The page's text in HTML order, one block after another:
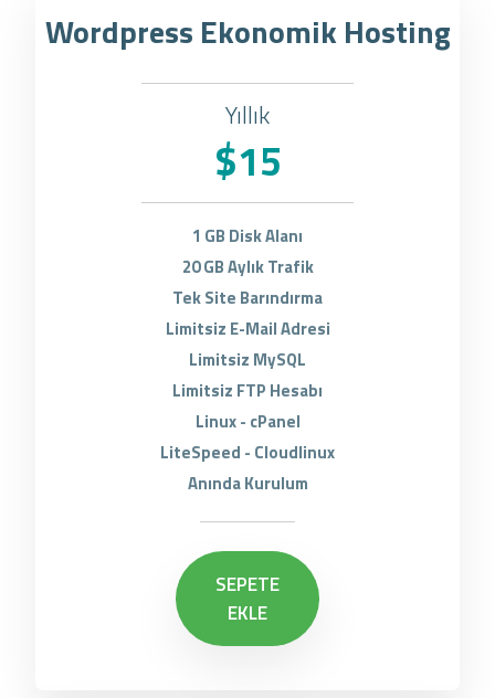
Wordpress Ekonomik Hosting
Yıllık
$15
1 GB Disk Alanı
20 GB Aylık Trafik
Tek Site Barındırma
Limitsiz E-Mail Adresi
Limitsiz MySQL
Limitsiz FTP Hesabı
Linux - cPanel
LiteSpeed - Cloudlinux
Anında Kurulum
SEPETE
EKLE